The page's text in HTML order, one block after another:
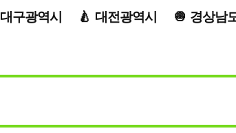
대구광역시 대전광역시 경상남